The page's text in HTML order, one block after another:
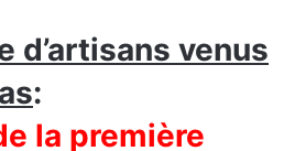
d’artisans venus
:
la première